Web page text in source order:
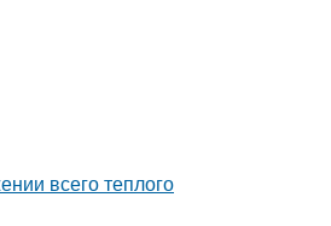
всего теплого